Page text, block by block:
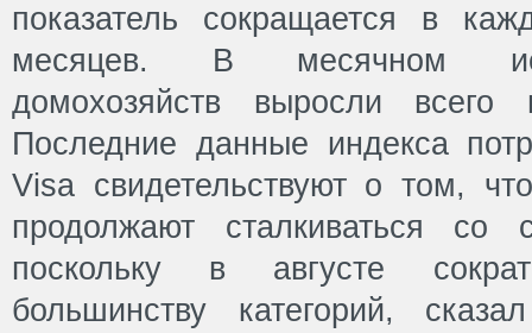
показатель сокращается в
месяцев. В месячном
домохозяйств выросли
Последние данные индекса
Visa свидетельствуют о том,
продолжают сталкиваться со
поскольку в августе
большинству категорий,